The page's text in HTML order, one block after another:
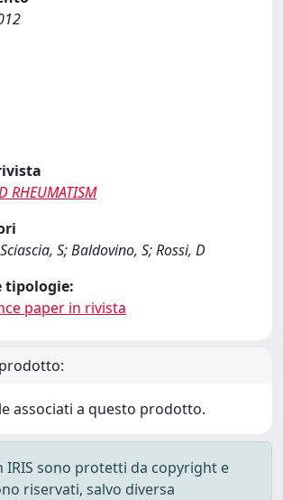
RHEUMATISM
S; Baldovino, S; Rossi, D
tipologie:
paper in rivista
associati a questo prodotto.
IRIS sono protetti da copyright e
riservati, salvo diversa